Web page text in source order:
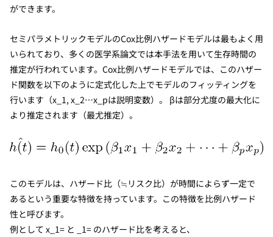
ができます。
セミパラメトリックモデルのCox比例ハザードモデルは最もよく用
いられており、多くの医学系論文では本手法を用いて生存時間の
推定が行われています。Cox比例ハザードモデルでは、このハザー
ド関数を以下のように定式化した上でモデルのフィッティングを
行います（x_1, x_2…x_pは説明変数）。 βは部分尤度の最大化に
より推定されます（最尤推定）。
このモデルは、ハザード比（≒リスク比）が時間によらず一定で
あるという重要な特徴を持っています。この特徴を比例ハザード
性と呼びます。
例として x_1= と _1= のハザード比を考えると、